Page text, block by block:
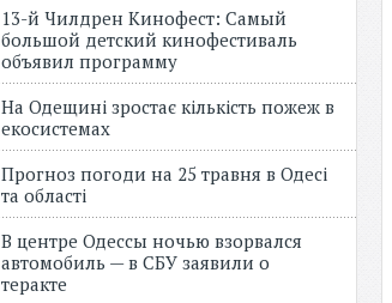
13-й Чилдрен Кинофест: Самый
большой детский кинофестиваль
объявил программу
На Одещині зростає кількість пожеж в
екосистемах
Прогноз погоди на 25 травня в Одесі
та області
В центре Одессы ночью взорвался
автомобиль — в СБУ заявили о
теракте